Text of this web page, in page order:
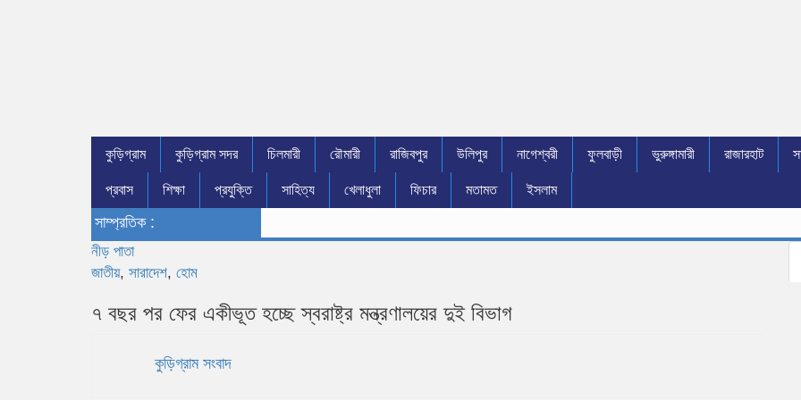
কুড়িগ্রাম কুড়িগ্রাম সদর চিলমারী রৌমারী রাজিবপুর উলিপুর নাগেশ্বরী ফুলবাড়ী ভুরুঙ্গামারী রাজারহাট
প্রবাস শিক্ষা প্রযুক্তি সাহিত্য খেলাধুলা ফিচার মতামত ইসলাম
সাম্প্রতিক :
নীড় পাতা
জাতীয়, সারাদেশ, হোম
৭ বছর পর ফের একীভূত হচ্ছে স্বরাষ্ট্র মন্ত্রণালয়ের দুই বিভাগ
কুড়িগ্রাম সংবাদ